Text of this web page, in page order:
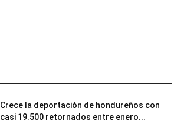
Crece la deportación de hondureños con
casi 19.500 retornados entre enero...